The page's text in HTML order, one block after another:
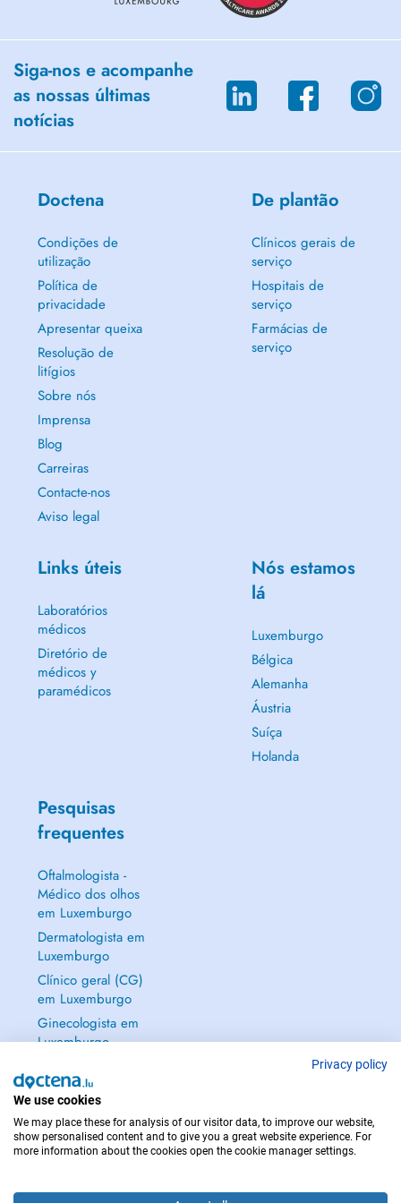
Tel: +352 691 80 93 17
Siga-nos e acompanhe
as nossas últimas
notícias
Doctena
Condições de
utilização
Política de
privacidade
Apresentar queixa
Resolução de
litígios
Sobre nós
Imprensa
Blog
Carreiras
Contacte-nos
Aviso legal
De plantão
Clínicos gerais de
serviço
Hospitais de
serviço
Farmácias de
serviço
Links úteis
Laboratórios
médicos
Diretório de
médicos y
paramédicos
Nós estamos
lá
Luxemburgo
Bélgica
Alemanha
Áustria
Suíça
Holanda
Pesquisas
frequentes
Oftalmologista -
Médico dos olhos
em Luxemburgo
Dermatologista em
Luxemburgo
Clínico geral (CG)
em Luxemburgo
Ginecologista em
Luxemburgo
EM CASO DE EMERGÊNCIA, CONTACTE : 112
Privacy policy
We use cookies
We may place these for analysis of our visitor data, to improve our website,
show personalised content and to give you a great website experience. For
more information about the cookies open the cookie manager settings.